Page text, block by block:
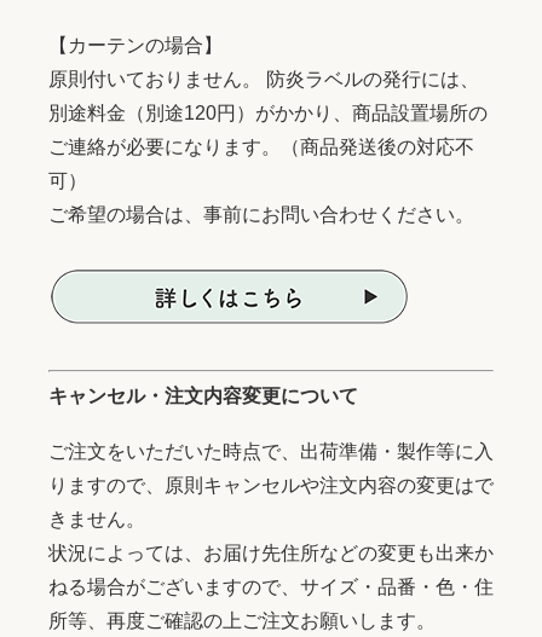
【カーテンの場合】
原則付いておりません。 防炎ラベルの発行には、
別途料金（別途120円）がかかり、商品設置場所の
ご連絡が必要になります。（商品発送後の対応不
可）
ご希望の場合は、事前にお問い合わせください。
キャンセル・注文内容変更について
ご注文をいただいた時点で、出荷準備・製作等に入
りますので、原則キャンセルや注文内容の変更はで
きません。
状況によっては、お届け先住所などの変更も出来か
ねる場合がございますので、サイズ・品番・色・住
所等、再度ご確認の上ご注文お願いします。